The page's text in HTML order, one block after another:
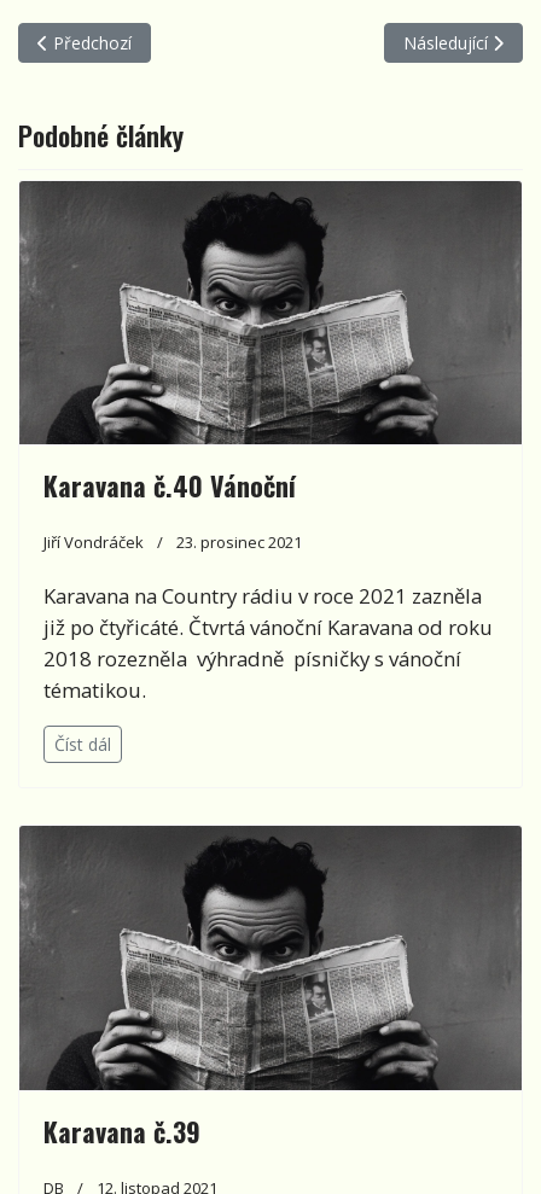
Předchozí článek: Karavana č. 55 - Vlasta Redl
Předchozí Další článek:
Následující
Podobné články
Karavana č.40 Vánoční
Jiří Vondráček 23. prosinec 2021
Karavana na Country rádiu v roce 2021 zazněla
již po čtyřicáté. Čtvrtá vánoční Karavana od roku
2018 rozezněla výhradně písničky s vánoční
tématikou.
Číst dál
Karavana č.39
DB 12. listopad 2021